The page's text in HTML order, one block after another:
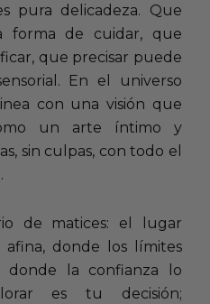
pura delicadeza. Que
forma de cuidar, que
que precisar puede
En el universo
con una visión que
un arte íntimo y
sin culpas, con todo el
de matices: el lugar
donde los límites
donde la confianza lo
es tu decisión;